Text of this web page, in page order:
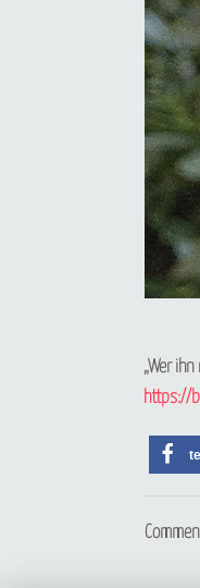
„Wer
https://